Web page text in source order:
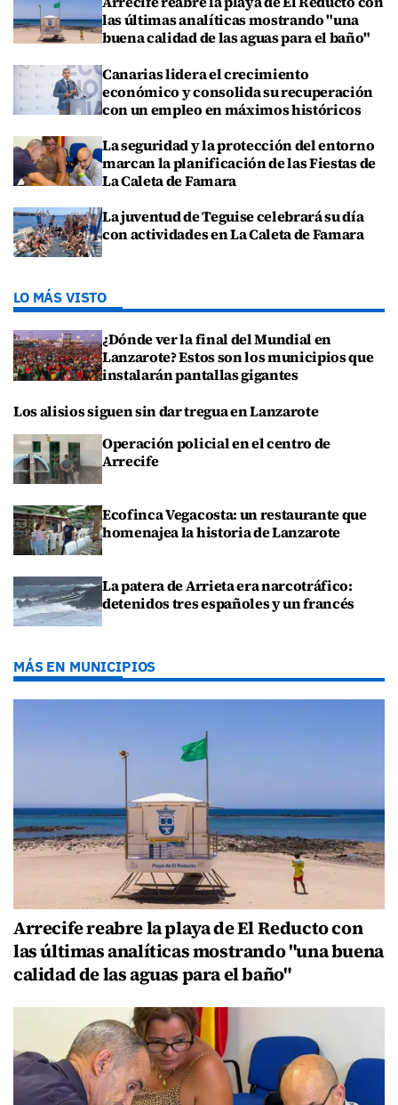
las últimas analíticas mostrando "una
buena calidad de las aguas para el baño"
Canarias lidera el crecimiento
económico y consolida su recuperación
con un empleo en máximos históricos
La seguridad y la protección del entorno
marcan la planificación de las Fiestas de
La Caleta de Famara
La juventud de Teguise celebrará su día
con actividades en La Caleta de Famara
LO MÁS VISTO
¿Dónde ver la final del Mundial en
Lanzarote? Estos son los municipios que
instalarán pantallas gigantes
Los alisios siguen sin dar tregua en Lanzarote
Operación policial en el centro de
Arrecife
Ecofinca Vegacosta: un restaurante que
homenajea la historia de Lanzarote
La patera de Arrieta era narcotráfico:
detenidos tres españoles y un francés
MÁS EN MUNICIPIOS
Arrecife reabre la playa de El Reducto con
las últimas analíticas mostrando "una buena
calidad de las aguas para el baño"